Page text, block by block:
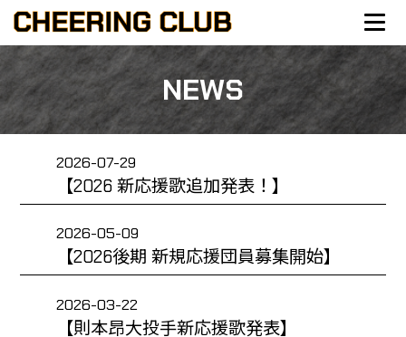
NEWS
2026-07-29
【2026 新応援歌追加発表！】
2026-05-09
【2026後期 新規応援団員募集開始】
2026-03-22
【則本昂大投手新応援歌発表】